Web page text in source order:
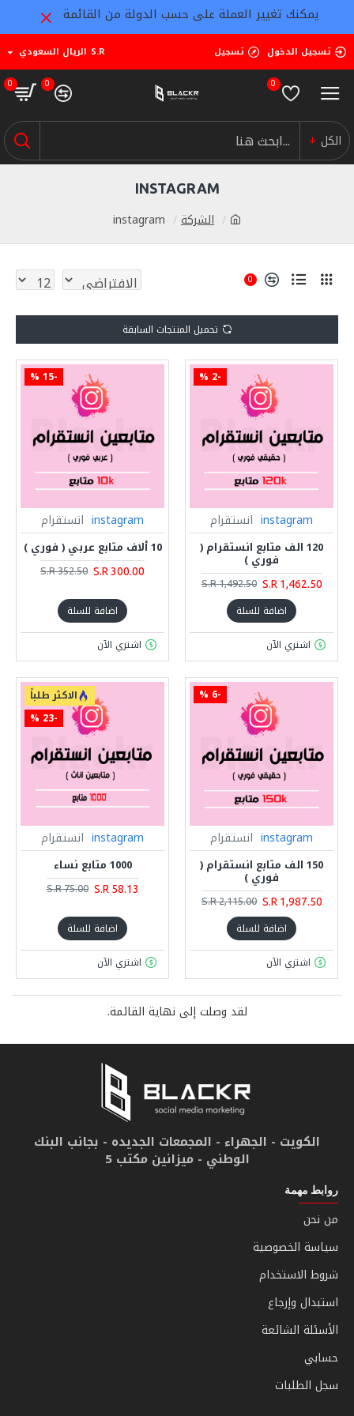
يمكنك تغيير العملة على حسب الدولة من القائمة
تسجيل الدخول تسجيل S.R الريال السعودي
0
0
0
الكل
الشركة instagram
INSTAGRAM
0
تحميل المنتجات السابقة
-2 %
instagram انستقرام
120 الف متابع انستقرام (
فوري )
S.R 1,462.50
S.R 1,492.50
اضافة للسلة
اشتري الآن
-15 %
instagram انستقرام
10 ألاف متابع عربي ( فوري )
S.R 300.00
S.R 352.50
اضافة للسلة
اشتري الآن
-6 %
instagram انستقرام
150 الف متابع انستقرام (
فوري )
S.R 1,987.50
S.R 2,115.00
اضافة للسلة
اشتري الآن
الاكثر طلباً
-23 %
instagram انستقرام
1000 متابع نساء
S.R 58.13
S.R 75.00
اضافة للسلة
اشتري الآن
لقد وصلت إلى نهاية القائمة.
الكويت - الجهراء - المجمعات الجديده - بجانب البنك
الوطني - ميزانين مكتب 5
روابط مهمة
من نحن
سياسة الخصوصية
شروط الاستخدام
استبدال وإرجاع
الأسئلة الشائعة
حسابي
سجل الطلبات